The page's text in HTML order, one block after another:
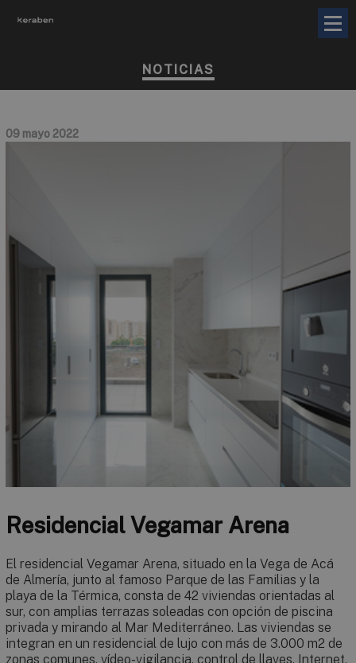
NOTICIAS
09 mayo 2022
Residencial Vegamar Arena
El residencial Vegamar Arena, situado en la Vega de Acá
de Almería, junto al famoso Parque de las Familias y la
playa de la Térmica, consta de 42 viviendas orientadas al
sur, con amplias terrazas soleadas con opción de piscina
privada y mirando al Mar Mediterráneo. Las viviendas se
integran en un residencial de lujo con más de 3.000 m2 de
zonas comunes, vídeo-vigilancia, control de llaves, Internet,